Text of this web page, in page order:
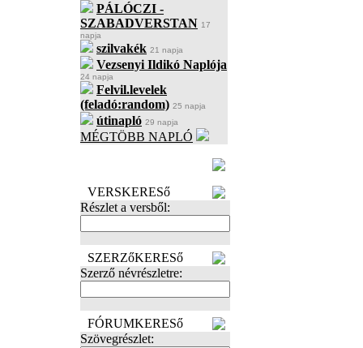
PÁLÓCZI -
SZABADVERSTAN 17
napja
szilvakék 21 napja
Vezsenyi Ildikó Naplója
24 napja
Felvil.levelek
(feladó:random) 25 napja
útinapló 29 napja
MÉGTÖBB NAPLÓ
VERSKERESő
Részlet a versből:
SZERZőKERESő
Szerző névrészletre:
FÓRUMKERESő
Szövegrészlet: